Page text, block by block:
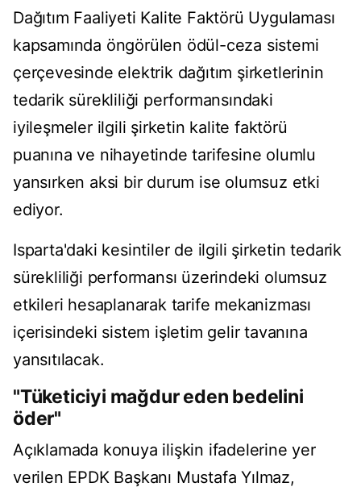
Dağıtım Faaliyeti Kalite Faktörü Uygulaması
kapsamında öngörülen ödül-ceza sistemi
çerçevesinde elektrik dağıtım şirketlerinin
tedarik sürekliliği performansındaki
iyileşmeler ilgili şirketin kalite faktörü
puanına ve nihayetinde tarifesine olumlu
yansırken aksi bir durum ise olumsuz etki
ediyor.
Isparta'daki kesintiler de ilgili şirketin tedarik
sürekliliği performansı üzerindeki olumsuz
etkileri hesaplanarak tarife mekanizması
içerisindeki sistem işletim gelir tavanına
yansıtılacak.
"Tüketiciyi mağdur eden bedelini
öder"
Açıklamada konuya ilişkin ifadelerine yer
verilen EPDK Başkanı Mustafa Yılmaz,